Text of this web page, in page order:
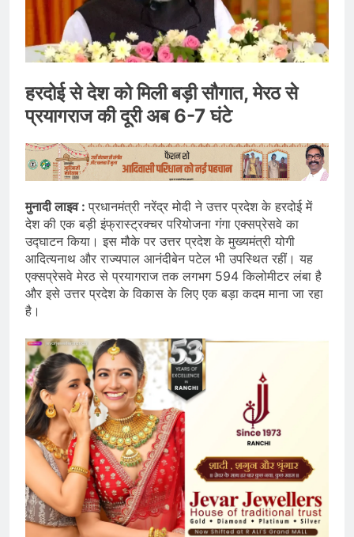
हरदोई से देश को मिली बड़ी सौगात, मेरठ से
प्रयागराज की दूरी अब 6-7 घंटे
मुनादी लाइव :प्रधानमंत्री नरेंद्र मोदी ने उत्तर प्रदेश के हरदोई में
देश की एक बड़ी इंफ्रास्ट्रक्चर परियोजना गंगा एक्सप्रेसवे का
उद्घाटन किया। इस मौके पर उत्तर प्रदेश के मुख्यमंत्री योगी
आदित्यनाथ और राज्यपाल आनंदीबेन पटेल भी उपस्थित रहीं। यह
एक्सप्रेसवे मेरठ से प्रयागराज तक लगभग 594 किलोमीटर लंबा है
और इसे उत्तर प्रदेश के विकास के लिए एक बड़ा कदम माना जा रहा
है।